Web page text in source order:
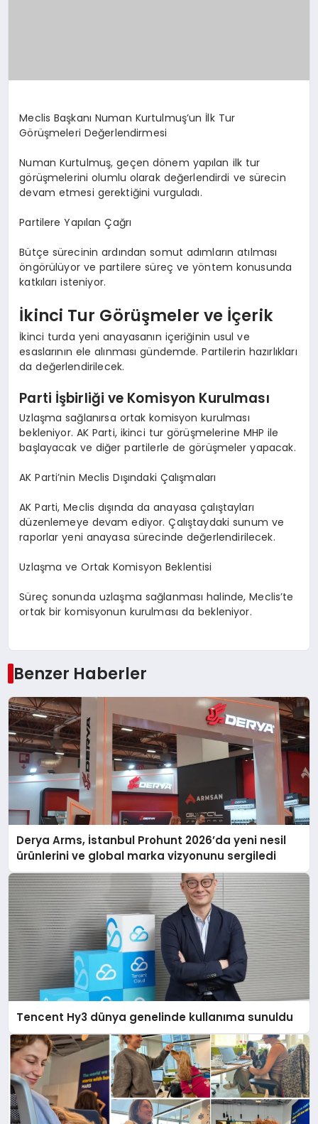
Meclis Başkanı Numan Kurtulmuş’un İlk Tur
Görüşmeleri Değerlendirmesi
Numan Kurtulmuş, geçen dönem yapılan ilk tur
görüşmelerini olumlu olarak değerlendirdi ve sürecin
devam etmesi gerektiğini vurguladı.
Partilere Yapılan Çağrı
Bütçe sürecinin ardından somut adımların atılması
öngörülüyor ve partilere süreç ve yöntem konusunda
katkıları isteniyor.
İkinci Tur Görüşmeler ve İçerik
İkinci turda yeni anayasanın içeriğinin usul ve
esaslarının ele alınması gündemde. Partilerin hazırlıkları
da değerlendirilecek.
Parti İşbirliği ve Komisyon Kurulması
Uzlaşma sağlanırsa ortak komisyon kurulması
bekleniyor. AK Parti, ikinci tur görüşmelerine MHP ile
başlayacak ve diğer partilerle de görüşmeler yapacak.
AK Parti’nin Meclis Dışındaki Çalışmaları
AK Parti, Meclis dışında da anayasa çalıştayları
düzenlemeye devam ediyor. Çalıştaydaki sunum ve
raporlar yeni anayasa sürecinde değerlendirilecek.
Uzlaşma ve Ortak Komisyon Beklentisi
Süreç sonunda uzlaşma sağlanması halinde, Meclis’te
ortak bir komisyonun kurulması da bekleniyor.
Benzer Haberler
Derya Arms, İstanbul Prohunt 2026’da yeni nesil
ürünlerini ve global marka vizyonunu sergiledi
Tencent Hy3 dünya genelinde kullanıma sunuldu